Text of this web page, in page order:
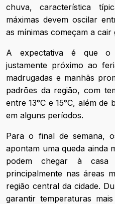
chuva, característica
máximas devem oscilar
as mínimas começam a cair
A expectativa é que o
justamente próximo ao
madrugadas e manhãs
padrões da região, com
entre 13°C e 15°C, além
em alguns períodos.
Para o final de semana,
apontam uma queda ainda
podem chegar à casa
principalmente nas áreas
região central da cidade.
garantir temperaturas